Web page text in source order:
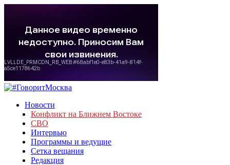
Новости
Конфликт на Ближнем Востоке
СВО
Интервью
Программы и ведущие
Сетка вещания
Редакция